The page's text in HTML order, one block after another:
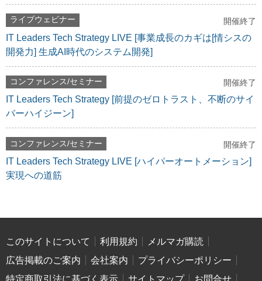
ライブウェビナー 開催終了
IT Leaders Tech Strategy LIVE [事業成長のカギは[情シスの
開発力] 生成AI時代のシステム開発]
コンファレンス/セミナー 開催終了
IT Leaders Tech Strategy [前提のゼロトラスト、不断のサイ
バーハイジーン]
コンファレンス/セミナー 開催終了
IT Leaders Tech Strategy LIVE [ハイパーオートメーション]
実現への道筋
このサイトについて 利用規約
メルマガ購読
広告掲載のご案内
会社案内
プライバシーポリシー
特定商取引法に基づく表示
サイトマップ
お問合せ